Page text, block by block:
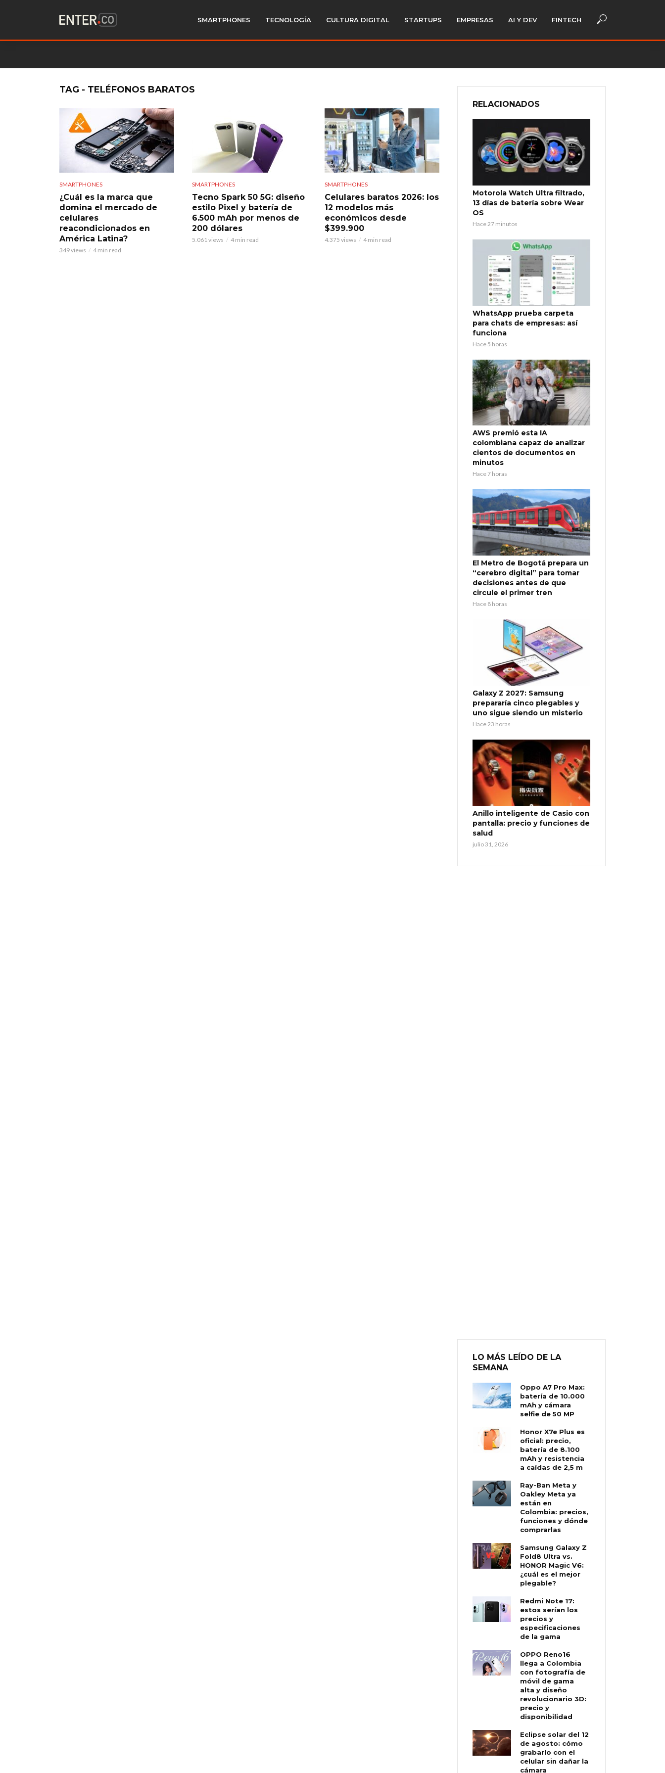
SMARTPHONES TECNOLOGÍA CULTURA DIGITAL STARTUPS EMPRESAS AI Y DEV FINTECH
TAG - TELÉFONOS BARATOS
SMARTPHONES
¿Cuál es la marca que
domina el mercado de
celulares
reacondicionados en
América Latina?
349 views 4 min read
SMARTPHONES
Tecno Spark 50 5G: diseño
estilo Pixel y batería de
6.500 mAh por menos de
200 dólares
5.061 views 4 min read
SMARTPHONES
Celulares baratos 2026: los
12 modelos más
económicos desde
$399.900
4.375 views 4 min read
RELACIONADOS
Motorola Watch Ultra filtrado,
13 días de batería sobre Wear
OS
Hace 27 minutos
WhatsApp prueba carpeta
para chats de empresas: así
funciona
Hace 5 horas
AWS premió esta IA
colombiana capaz de analizar
cientos de documentos en
minutos
Hace 7 horas
El Metro de Bogotá prepara un
“cerebro digital” para tomar
decisiones antes de que
circule el primer tren
Hace 8 horas
Galaxy Z 2027: Samsung
prepararía cinco plegables y
uno sigue siendo un misterio
Hace 23 horas
Anillo inteligente de Casio con
pantalla: precio y funciones de
salud
julio 31, 2026
LO MÁS LEÍDO DE LA
SEMANA
Oppo A7 Pro Max:
batería de 10.000
mAh y cámara
selfie de 50 MP
Honor X7e Plus es
oficial: precio,
batería de 8.100
mAh y resistencia
a caídas de 2,5 m
Ray-Ban Meta y
Oakley Meta ya
están en
Colombia: precios,
funciones y dónde
comprarlas
Samsung Galaxy Z
Fold8 Ultra vs.
HONOR Magic V6:
¿cuál es el mejor
plegable?
Redmi Note 17:
estos serían los
precios y
especificaciones
de la gama
OPPO Reno16
llega a Colombia
con fotografía de
móvil de gama
alta y diseño
revolucionario 3D:
precio y
disponibilidad
Eclipse solar del 12
de agosto: cómo
grabarlo con el
celular sin dañar la
cámara